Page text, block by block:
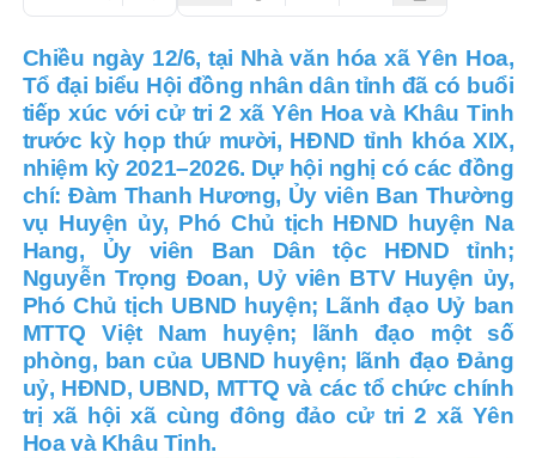
Chiều ngày 12/6, tại Nhà văn hóa xã Yên Hoa,
Tổ đại biểu Hội đồng nhân dân tỉnh đã có buổi
tiếp xúc với cử tri 2 xã Yên Hoa và Khâu Tinh
trước kỳ họp thứ mười, HĐND tỉnh khóa XIX,
nhiệm kỳ 2021–2026. Dự hội nghị có các đồng
chí: Đàm Thanh Hương, Ủy viên Ban Thường
vụ Huyện ủy, Phó Chủ tịch HĐND huyện Na
Hang, Ủy viên Ban Dân tộc HĐND tỉnh;
Nguyễn Trọng Đoan, Uỷ viên BTV Huyện ủy,
Phó Chủ tịch UBND huyện; Lãnh đạo Uỷ ban
MTTQ Việt Nam huyện; lãnh đạo một số
phòng, ban của UBND huyện; lãnh đạo Đảng
uỷ, HĐND, UBND, MTTQ và các tổ chức chính
trị xã hội xã cùng đông đảo cử tri 2 xã Yên
Hoa và Khâu Tinh.